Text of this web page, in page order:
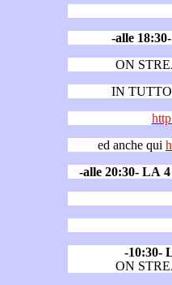
-alle
ON
IN
ed anche qui
-10:30-
ON